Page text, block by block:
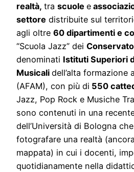
realtà, tra scuole e
settore distribuite sul
agli oltre 60 dipartimenti e
“Scuola Jazz” dei
denominati Istituti Superiori
Musicali dell’alta formazione
(AFAM), con più di 550
Jazz, Pop Rock e Musiche
sono contenuti in una
dell’Università di Bologna
fotografare una realtà
mappata) in cui i docenti,
quotidianamente nella